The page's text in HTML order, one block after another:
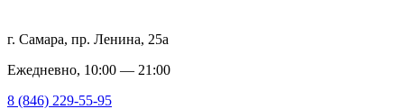
г. Самара, пр. Ленина, 25а
Ежедневно, 10:00 — 21:00
8 (846) 229-55-95